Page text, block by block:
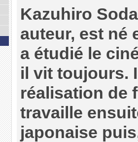
Kazuhiro
auteur, est né
a étudié le
il vit toujours.
réalisation de
travaille
japonaise